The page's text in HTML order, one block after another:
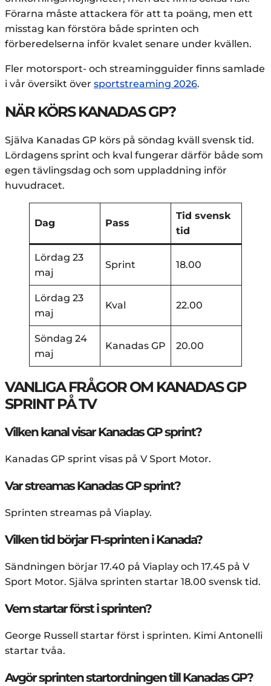
Förarna måste attackera för att ta poäng, men ett
misstag kan förstöra både sprinten och
förberedelserna inför kvalet senare under kvällen.
Fler motorsport- och streamingguider finns samlade
i vår översikt över sportstreaming 2026.
NÄR KÖRS KANADAS GP?
Själva Kanadas GP körs på söndag kväll svensk tid.
Lördagens sprint och kval fungerar därför både som
egen tävlingsdag och som uppladdning inför
huvudracet.
Dag Pass
Tid svensk
tid
Lördag 23
maj
Sprint 18.00
Lördag 23
maj
Kval 22.00
Söndag 24
maj
Kanadas GP 20.00
VANLIGA FRÅGOR OM KANADAS GP
SPRINT PÅ TV
Vilken kanal visar Kanadas GP sprint?
Kanadas GP sprint visas på V Sport Motor.
Var streamas Kanadas GP sprint?
Sprinten streamas på Viaplay.
Vilken tid börjar F1-sprinten i Kanada?
Sändningen börjar 17.40 på Viaplay och 17.45 på V
Sport Motor. Själva sprinten startar 18.00 svensk tid.
Vem startar först i sprinten?
George Russell startar först i sprinten. Kimi Antonelli
startar tvåa.
Avgör sprinten startordningen till Kanadas GP?